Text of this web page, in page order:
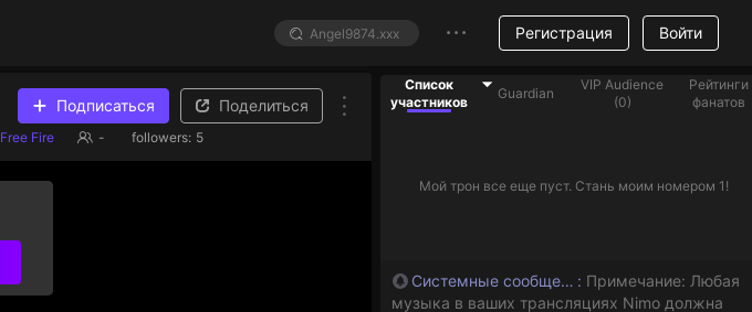
Регистрация Войти
Подписаться Поделиться
Free Fire - followers: 5
Список
участников
Guardian
VIP Audience
(0)
Рейтинги
фанатов
Мой трон все еще пуст. Стань моим номером 1!
: Примечание: Любая
музыка в ваших трансляциях Nimo должна